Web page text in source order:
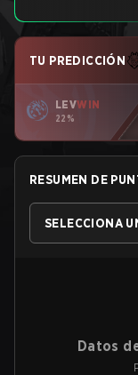
TU PREDICCIÓN
LEVWIN
22%
RESUMEN DE
SELECCIONA
Datos